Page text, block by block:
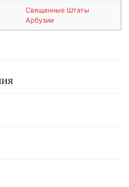
Священные Штаты
Арбузии